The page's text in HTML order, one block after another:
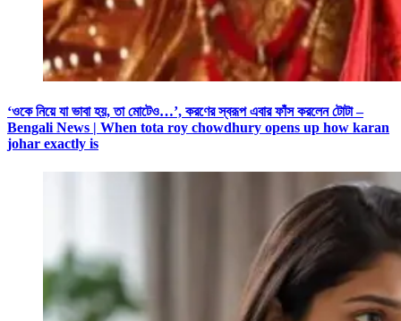
‘ওকে নিয়ে যা ভাবা হয়, তা মোটেও…’, করণের স্বরূপ এবার ফাঁস করলেন টোটা –
Bengali News | When tota roy chowdhury opens up how karan
johar exactly is